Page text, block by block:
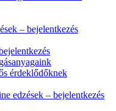
– bejelentkezés
érdeklődőknek
edzések – bejelentkezés